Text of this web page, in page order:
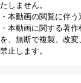
たしません。
・本動画の閲覧に伴
・本動画に関する著
を、無断で複製、改
禁止します。